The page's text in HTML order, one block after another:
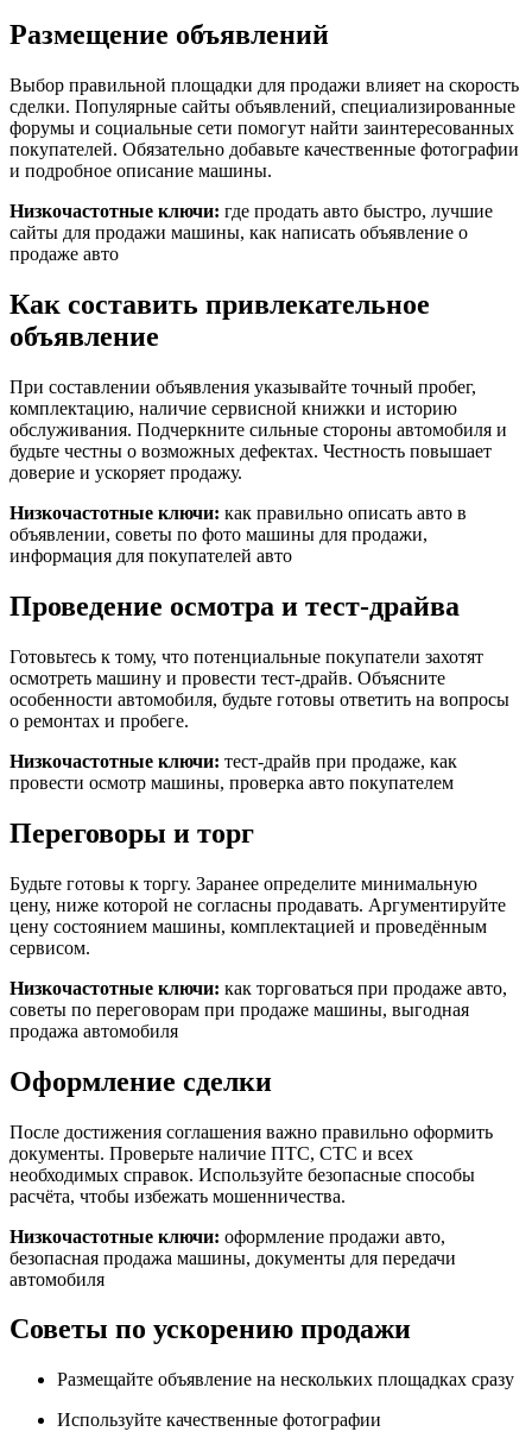
Размещение объявлений
Выбор правильной площадки для продажи влияет на скорость
сделки. Популярные сайты объявлений, специализированные
форумы и социальные сети помогут найти заинтересованных
покупателей. Обязательно добавьте качественные фотографии
и подробное описание машины.
Низкочастотные ключи: где продать авто быстро, лучшие
сайты для продажи машины, как написать объявление о
продаже авто
Как составить привлекательное
объявление
При составлении объявления указывайте точный пробег,
комплектацию, наличие сервисной книжки и историю
обслуживания. Подчеркните сильные стороны автомобиля и
будьте честны о возможных дефектах. Честность повышает
доверие и ускоряет продажу.
Низкочастотные ключи: как правильно описать авто в
объявлении, советы по фото машины для продажи,
информация для покупателей авто
Проведение осмотра и тест-драйва
Готовьтесь к тому, что потенциальные покупатели захотят
осмотреть машину и провести тест-драйв. Объясните
особенности автомобиля, будьте готовы ответить на вопросы
о ремонтах и пробеге.
Низкочастотные ключи: тест-драйв при продаже, как
провести осмотр машины, проверка авто покупателем
Переговоры и торг
Будьте готовы к торгу. Заранее определите минимальную
цену, ниже которой не согласны продавать. Аргументируйте
цену состоянием машины, комплектацией и проведённым
сервисом.
Низкочастотные ключи: как торговаться при продаже авто,
советы по переговорам при продаже машины, выгодная
продажа автомобиля
Оформление сделки
После достижения соглашения важно правильно оформить
документы. Проверьте наличие ПТС, СТС и всех
необходимых справок. Используйте безопасные способы
расчёта, чтобы избежать мошенничества.
Низкочастотные ключи: оформление продажи авто,
безопасная продажа машины, документы для передачи
автомобиля
Советы по ускорению продажи
Размещайте объявление на нескольких площадках сразу
Используйте качественные фотографии